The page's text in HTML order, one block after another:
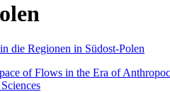
die Regionen in Südost-Polen
of Flows in the Era of